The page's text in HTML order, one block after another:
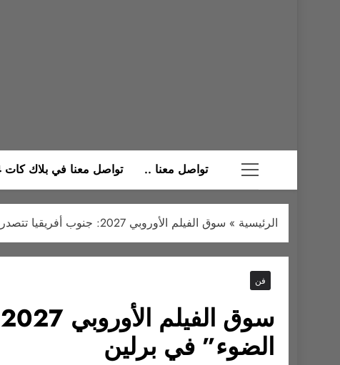
تواصل معنا .. تواصل معنا في بلاك كات 24
الرئيسية » سوق الفيلم الأوروبي 2027: جنوب أفريقيا تتصدر المشهد الثقافي كـ “الدولة تحت الضوء” في برلين
فن
الضوء” في برلين